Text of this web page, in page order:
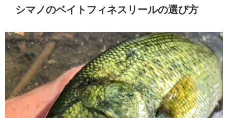
シマノのベイトフィネスリールの選び方